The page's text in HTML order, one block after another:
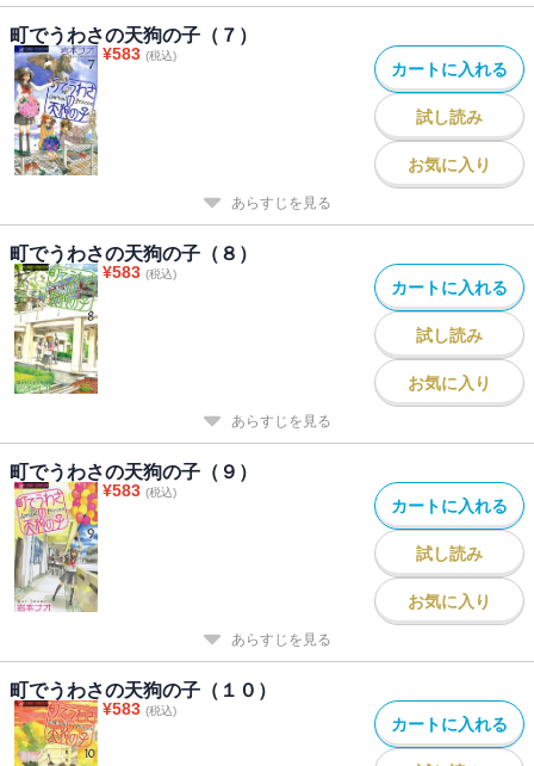
町でうわさの天狗の子（７）
¥583 (税込)
カートに入れる
試し読み
お気に入り
あらすじを見る
町でうわさの天狗の子（８）
¥583 (税込)
カートに入れる
試し読み
お気に入り
あらすじを見る
町でうわさの天狗の子（９）
¥583 (税込)
カートに入れる
試し読み
お気に入り
あらすじを見る
町でうわさの天狗の子（１０）
¥583 (税込)
カートに入れる